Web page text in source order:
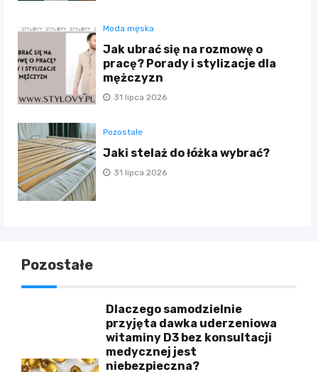
Moda męska
Jak ubrać się na rozmowę o
pracę? Porady i stylizacje dla
mężczyzn
31 lipca 2026
Pozostałe
Jaki stelaż do łóżka wybrać?
31 lipca 2026
Pozostałe
Dlaczego samodzielnie
przyjęta dawka uderzeniowa
witaminy D3 bez konsultacji
medycznej jest
niebezpieczna?